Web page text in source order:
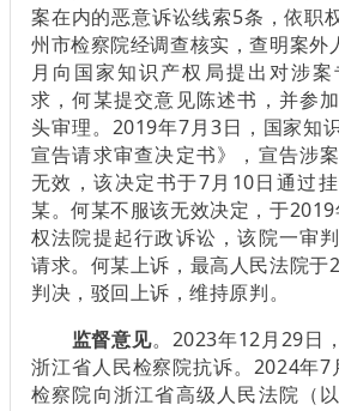
案在内的恶意诉讼线索5条，依职
州市检察院经调查核实，查明案外
月向国家知识产权局提出对涉
求，何某提交意见陈述书，并参
头审理。2019年7月3日，国家知
宣告请求审查决定书》，宣告涉
无效，该决定书于7月10日通过
某。何某不服该无效决定，于
权法院提起行政诉讼，该院一审
请求。何某上诉，最高人民法院于
判决，驳回上诉，维持原判。
监督意见。2023年12月29日
浙江省人民检察院抗诉。2024年7
检察院向浙江省高级人民法院（